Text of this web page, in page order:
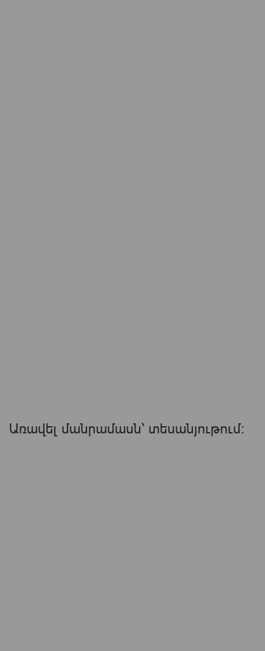
Առավել մանրամասն՝ տեսանյութում: